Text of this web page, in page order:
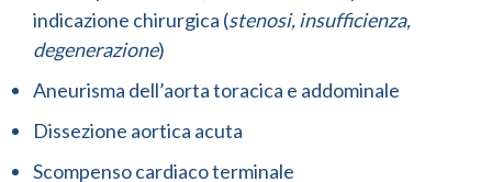
indicazione chirurgica (stenosi, insufficienza,
degenerazione)
Aneurisma dell’aorta toracica e addominale
Dissezione aortica acuta
Scompenso cardiaco terminale